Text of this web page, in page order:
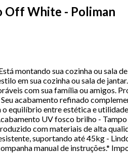
Off White - Poliman
montando sua cozinha ou sala
em sua cozinha ou sala de
com sua família ou amigos.
acabamento refinado
equilíbrio entre estética e
UV fosco brilho -
com materiais de alta
suportando até 45kg -
manual de instruções.*